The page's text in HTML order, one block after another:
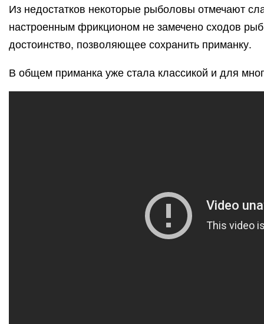
Из недостатков некоторые рыболовы отмечают
настроенным фрикционом не замечено сходов
достоинство, позволяющее сохранить приманку.
В общем приманка уже стала классикой и для